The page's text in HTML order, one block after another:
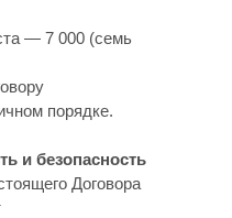
— 7 000 (семь
порядке.
и безопасность
Договора